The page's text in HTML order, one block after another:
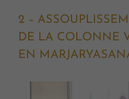
2 –
DE LA COLONNE
EN